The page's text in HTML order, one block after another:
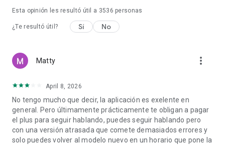
Esta opinión les resultó útil a 3536 personas
¿Te resultó útil? Sí No
Matty more_vert
April 8, 2026
No tengo mucho que decir, la aplicación es exelente en
general. Pero últimamente prácticamente te obligan a pagar
el plus para seguir hablando, puedes seguir hablando pero
con una versión atrasada que comete demasiados errores y
solo puedes volver al modelo nuevo en un horario que pone la